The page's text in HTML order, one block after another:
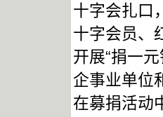
十字会扎口
十字会员、
开展“捐一
企事业单位
在募捐活动